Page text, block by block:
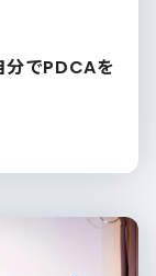
分でPDCAを